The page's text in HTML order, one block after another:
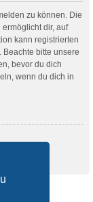
zu können. Die
dir, auf
kann registrierten
bitte unsere
bevor du dich
wenn du dich in